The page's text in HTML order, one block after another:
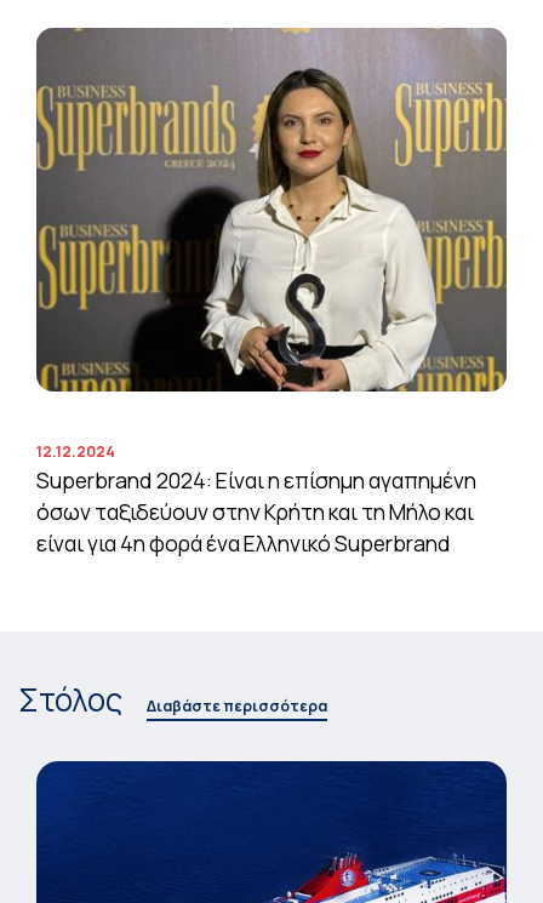
12.12.2024
Superbrand 2024: Είναι η επίσημη αγαπημένη
όσων ταξιδεύουν στην Κρήτη και τη Μήλο και
είναι για 4η φορά ένα Ελληνικό Superbrand
Στόλος Διαβάστε περισσότερα